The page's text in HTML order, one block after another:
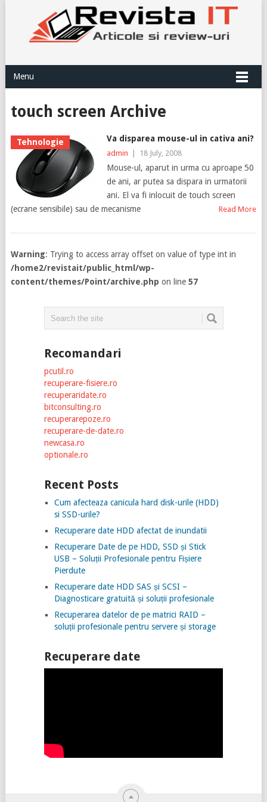
Menu
touch screen Archive
Tehnologie Va disparea mouse-ul in cativa ani?
admin 18 July, 2008
Mouse-ul, aparut in urma cu aproape 50
de ani, ar putea sa dispara in urmatorii
ani. El va fi inlocuit de touch screen
(ecrane sensibile) sau de mecanisme
Read More
Warning: Trying to access array offset on value of type int in
/home2/revistait/public_html/wp-
content/themes/Point/archive.php on line 57
Recomandari
pcutil.ro
recuperare-fisiere.ro
recuperaridate.ro
bitconsulting.ro
recuperarepoze.ro
recuperare-de-date.ro
newcasa.ro
optionale.ro
Recent Posts
Cum afecteaza canicula hard disk-urile (HDD)
si SSD-urile?
Recuperare date HDD afectat de inundatii
Recuperare Date de pe HDD, SSD și Stick
USB – Soluții Profesionale pentru Fișiere
Pierdute
Recuperare date HDD SAS și SCSI –
Diagnosticare gratuită și soluții profesionale
Recuperarea datelor de pe matrici RAID –
soluții profesionale pentru servere și storage
Recuperare date